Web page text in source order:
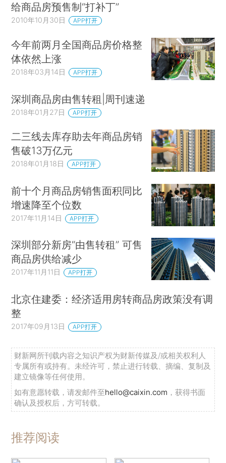
给商品房预售制“打补丁”
2010年10月30日 APP打开
今年前两月全国商品房价格整
体依然上涨
2018年03月14日 APP打开
深圳商品房由售转租|周刊速递
2018年01月27日 APP打开
二三线去库存助去年商品房销
售破13万亿元
2018年01月18日 APP打开
前十个月商品房销售面积同比
增速降至个位数
2017年11月14日 APP打开
深圳部分新房“由售转租” 可售
商品房供给减少
2017年11月11日 APP打开
北京住建委：经济适用房转商品房政策没有调
整
2017年09月13日 APP打开
财新网所刊载内容之知识产权为财新传媒及/或相关权利人
专属所有或持有。未经许可，禁止进行转载、摘编、复制及
建立镜像等任何使用。
如有意愿转载，请发邮件至hello@caixin.com ，获得书面
确认及授权后，方可转载。
推荐阅读